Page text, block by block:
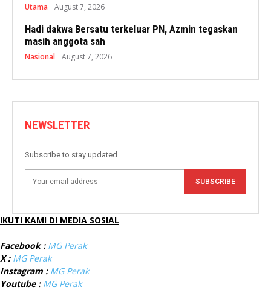
Utama August 7, 2026
Hadi dakwa Bersatu terkeluar PN, Azmin tegaskan
masih anggota sah
Nasional August 7, 2026
NEWSLETTER
Subscribe to stay updated.
SUBSCRIBE
IKUTI KAMI DI MEDIA SOSIAL
Facebook : MG Perak
X : MG Perak
Instagram : MG Perak
Youtube : MG Perak